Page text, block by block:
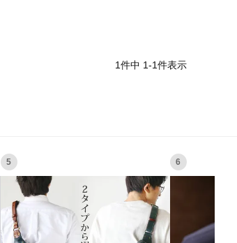
1件中 1-1件表示
5 6